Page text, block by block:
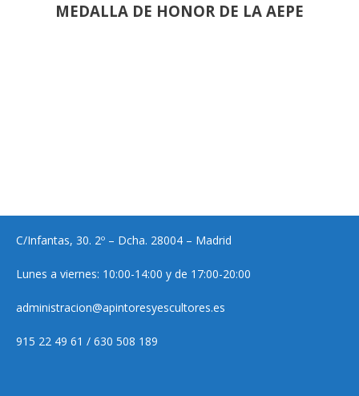
MEDALLA DE HONOR DE LA AEPE
C/Infantas, 30. 2º – Dcha. 28004 – Madrid
Lunes a viernes: 10:00-14:00 y de 17:00-20:00
administracion@apintoresyescultores.es
915 22 49 61 / 630 508 189